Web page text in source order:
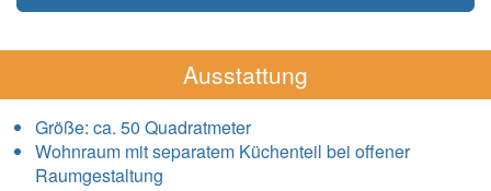
Ausstattung
Größe: ca. 50 Quadratmeter
Wohnraum mit separatem Küchenteil bei offener
Raumgestaltung